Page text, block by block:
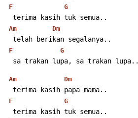
F G
  terima kasih tuk semua..
Am Dm
  telah berikan segalanya..
F G
  sa trakan lupa, sa trakan lupa..
Am Dm
  terima kasih papa mama..
F G
  terima kasih tuk semua..